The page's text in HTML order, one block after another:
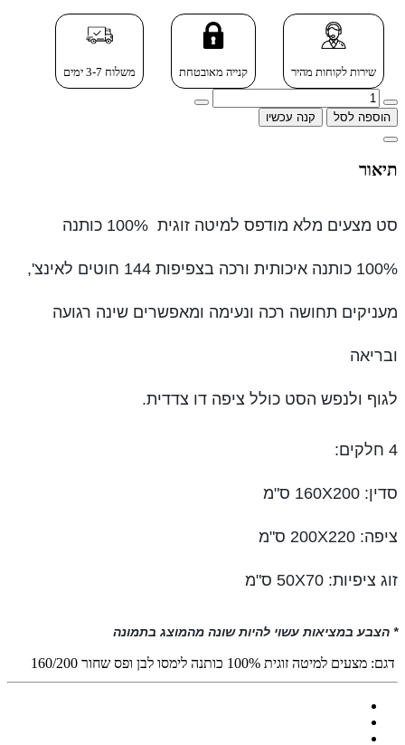
שירות לקוחות מהיר קנייה מאובטחת משלוח 3-7 ימים
הוספה לסל קנה עכשיו
תיאור
סט מצעים מלא מודפס למיטה זוגית 100% כותנה
100% כותנה איכותית ורכה בצפיפות 144 חוטים לאינצ',
מעניקים תחושה רכה ונעימה ומאפשרים שינה רגועה
ובריאה
לגוף ולנפש הסט כולל ציפה דו צדדית.
4 חלקים:
סדין: 160X200 ס"מ
ציפה: 200X220 ס"מ
זוג ציפיות: 50X70 ס"מ
* הצבע במציאות עשוי להיות שונה מהמוצג בתמונה
דגם: מצעים למיטה זוגית 100% כותנה לימסו לבן ופס שחור 160/200